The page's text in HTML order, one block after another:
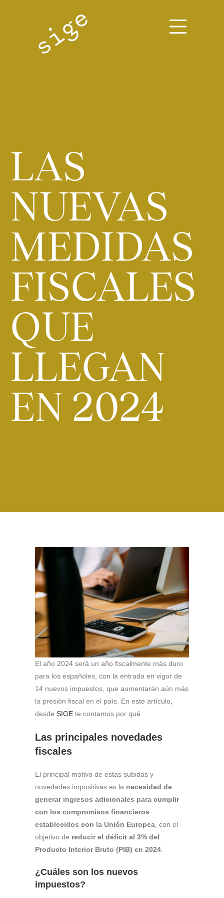
Actualidad > Las nuevas medidas fiscales que llegan en 2024
LAS
NUEVAS
MEDIDAS
FISCALES
QUE
LLEGAN
EN 2024
El año 2024 será un año fiscalmente más duro
para los españoles, con la entrada en vigor de
14 nuevos impuestos, que aumentarán aún más
la presión fiscal en el país. En este artículo,
desde SIGE te contamos por qué
Las principales novedades
fiscales
El principal motivo de estas subidas y
novedades impositivas es la necesidad de
generar ingresos adicionales para cumplir
con los compromisos financieros
establecidos con la Unión Europea , con el
objetivo de reducir el déficit al 3% del
Producto Interior Bruto (PIB) en 2024
¿Cuáles son los nuevos
impuestos?